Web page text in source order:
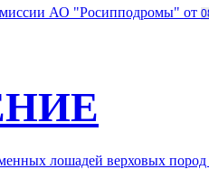
АО "Росипподромы" от
лошадей верховых